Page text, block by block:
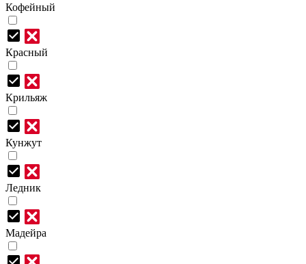
Кофейный
Красный
Крильяж
Кунжут
Ледник
Мадейра